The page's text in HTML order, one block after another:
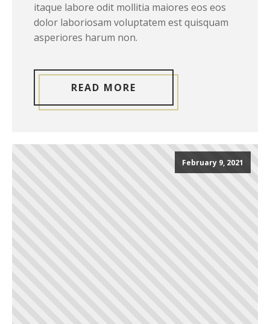
itaque labore odit mollitia maiores eos eos
dolor laboriosam voluptatem est quisquam
asperiores harum non.
READ MORE
February 9, 2021